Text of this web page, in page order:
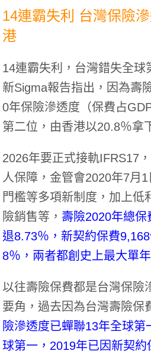
14連霸失利 台灣保險
港
14連霸失利，台灣錯失全球
新Sigma報告指出，因為壽
0年保險滲透度（保費占
第二位，由香港以20.8％拿
2026年要正式接軌IFRS17
人保障，金管會2020年7月
門檻等多項新制度，加上低
險銷售等，壽險2020年總
退8.73％，新契約保費
8％，兩者都創史上最大單
以往壽險保費都是台灣保險
要角，過去因為台灣壽險保
險滲透度已蟬聯13年全球第
球第一，2019年已因新契